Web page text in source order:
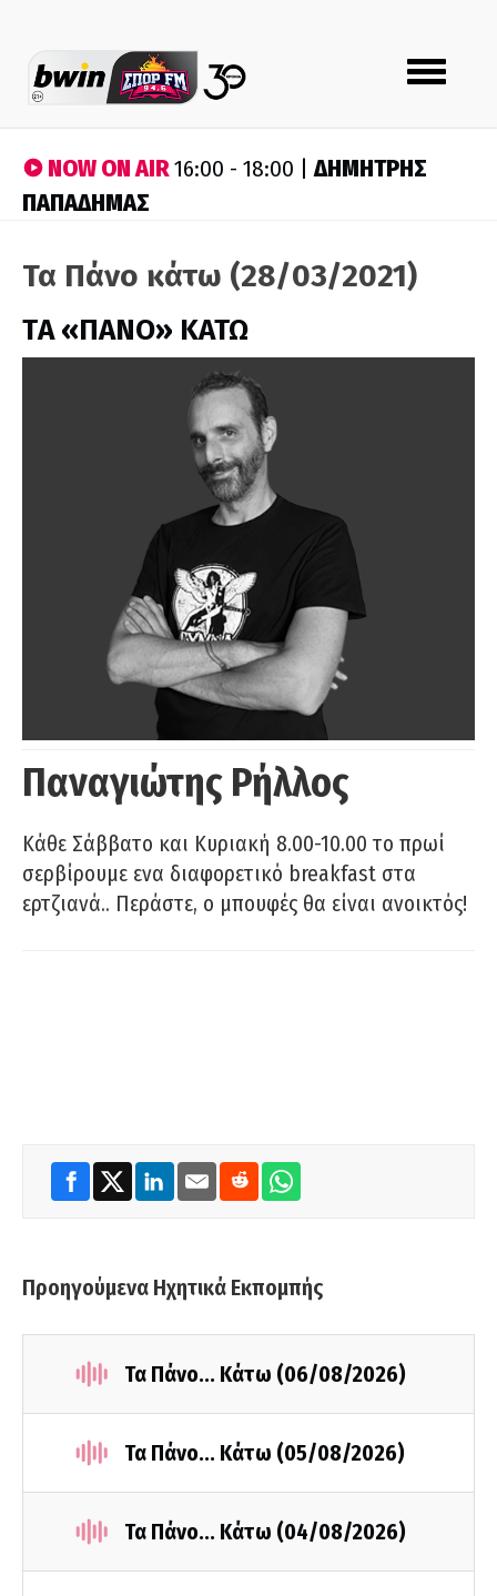
Toggle
navigation
NOW ON AIR16:00 - 18:00 |ΔΗΜΗΤΡΗΣ
ΠΑΠΑΔΗΜΑΣ
Τα Πάνο κάτω (28/03/2021)
ΤA «ΠΑΝΟ» ΚΑΤΩ
Παναγιώτης Ρήλλος
Κάθε Σάββατο και Κυριακή 8.00-10.00 το πρωί
σερβίρουμε ενα διαφορετικό breakfast στα
ερτζιανά.. Περάστε, ο μπουφές θα είναι ανοικτός!
Προηγούμενα Ηχητικά Εκπομπής
Τα Πάνο... Κάτω (06/08/2026)
Τα Πάνο... Κάτω (05/08/2026)
Τα Πάνο... Κάτω (04/08/2026)